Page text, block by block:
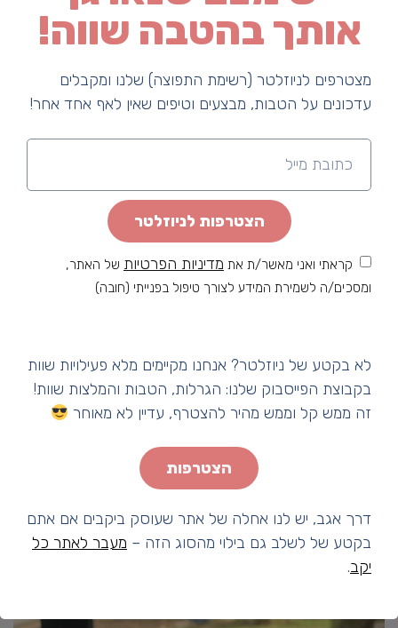
אותך בהטבה שווה!
מצטרפים לניוזלטר (רשימת התפוצה) שלנו ומקבלים
עדכונים על הטבות, מבצעים וטיפים שאין לאף אחד אחר!
הצטרפות לניוזלטר
קראתי ואני מאשר/ת את מדיניות הפרטיות של האתר,
ומסכים/ה לשמירת המידע לצורך טיפול בפנייתי (חובה)
לא בקטע של ניוזלטר? אנחנו מקיימים מלא פעילויות שוות
בקבוצת הפייסבוק שלנו: הגרלות, הטבות והמלצות שוות!
זה ממש קל וממש מהיר להצטרף, עדיין לא מאוחר
הצטרפות
דרך אגב, יש לנו אחלה של אתר שעוסק ביקבים אם אתם
בקטע של לשלב גם בילוי מהסוג הזה – מעבר לאתר כל
יקב.